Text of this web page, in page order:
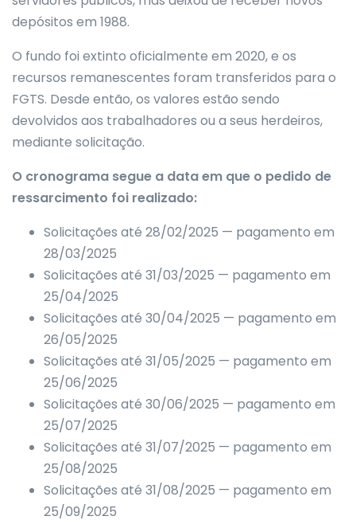
depósitos em 1988.
O fundo foi extinto oficialmente em 2020, e os
recursos remanescentes foram transferidos para o
FGTS. Desde então, os valores estão sendo
devolvidos aos trabalhadores ou a seus herdeiros,
mediante solicitação.
O cronograma segue a data em que o pedido de
ressarcimento foi realizado:
Solicitações até 28/02/2025 — pagamento em
28/03/2025
Solicitações até 31/03/2025 — pagamento em
25/04/2025
Solicitações até 30/04/2025 — pagamento em
26/05/2025
Solicitações até 31/05/2025 — pagamento em
25/06/2025
Solicitações até 30/06/2025 — pagamento em
25/07/2025
Solicitações até 31/07/2025 — pagamento em
25/08/2025
Solicitações até 31/08/2025 — pagamento em
25/09/2025